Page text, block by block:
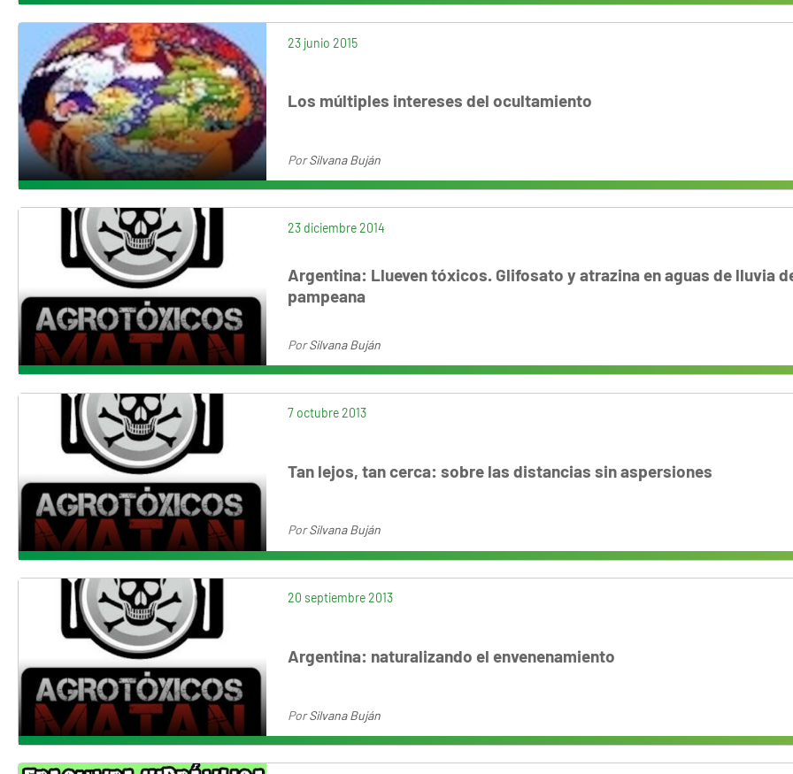
23 junio 2015
Los múltiples intereses del ocultamiento
PorSilvana Buján
23 diciembre 2014
Argentina: Llueven tóxicos. Glifosato y atrazina en aguas de lluvia
pampeana
PorSilvana Buján
7 octubre 2013
Tan lejos, tan cerca: sobre las distancias sin aspersiones
PorSilvana Buján
20 septiembre 2013
Argentina: naturalizando el envenenamiento
PorSilvana Buján